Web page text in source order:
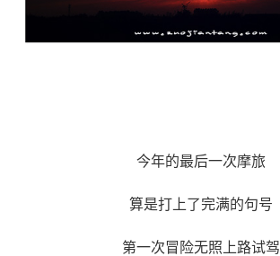
今年的最后一次摩旅
算是打上了完满的句号
第一次冒险无照上路试驾